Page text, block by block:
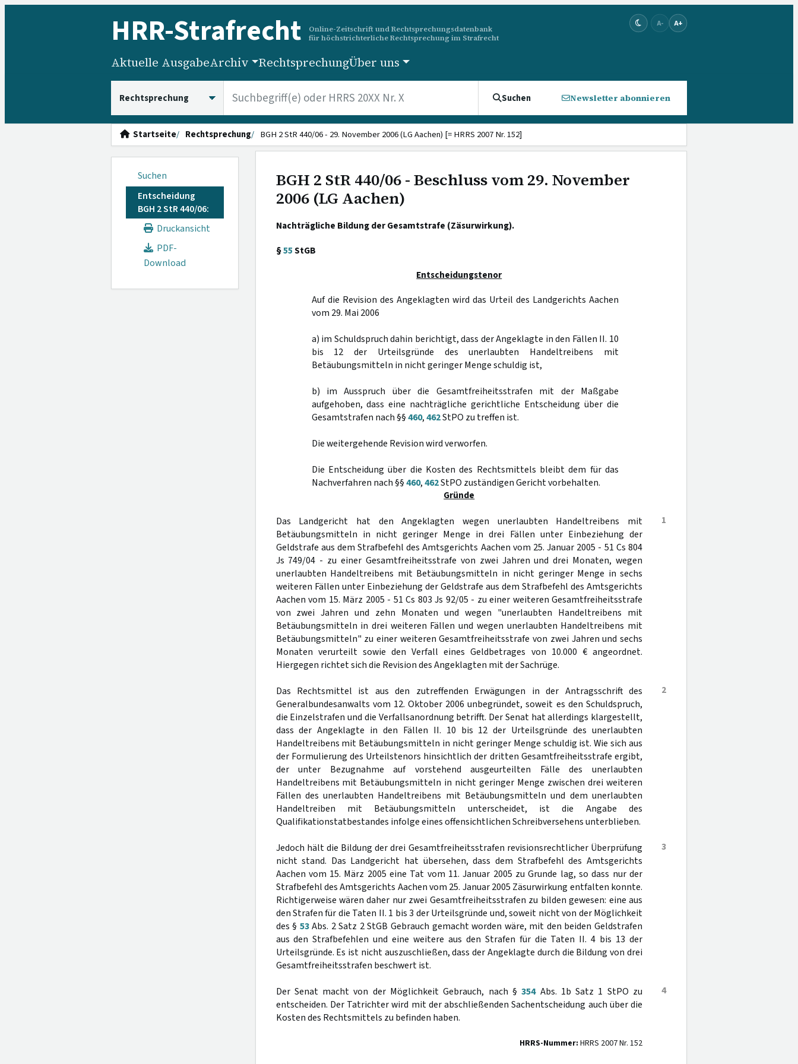
HRR-Strafrecht
Online-Zeitschrift und Rechtsprechungsdatenbank
für höchstrichterliche Rechtsprechung im Strafrecht
A- A+
Aktuelle AusgabeArchiv RechtsprechungÜber uns
Suchen Newsletter abonnieren
Startseite Rechtsprechung BGH 2 StR 440/06 - 29. November 2006 (LG Aachen) [= HRRS 2007 Nr. 152]
Suchen
Entscheidung
BGH 2 StR 440/06:
Druckansicht
PDF-
Download
BGH 2 StR 440/06 - Beschluss vom 29. November
2006 (LG Aachen)
Nachträgliche Bildung der Gesamtstrafe (Zäsurwirkung).
§55StGB
Entscheidungstenor
Auf die Revision des Angeklagten wird das Urteil des Landgerichts Aachen
vom 29. Mai 2006
a) im Schuldspruch dahin berichtigt, dass der Angeklagte in den Fällen II. 10
bis 12 der Urteilsgründe des unerlaubten Handeltreibens mit
Betäubungsmitteln in nicht geringer Menge schuldig ist,
b) im Ausspruch über die Gesamtfreiheitsstrafen mit der Maßgabe
aufgehoben, dass eine nachträgliche gerichtliche Entscheidung über die
Gesamtstrafen nach §§460,462StPO zu treffen ist.
Die weitergehende Revision wird verworfen.
Die Entscheidung über die Kosten des Rechtsmittels bleibt dem für das
Nachverfahren nach §§460,462StPO zuständigen Gericht vorbehalten.
Gründe
1
Das Landgericht hat den Angeklagten wegen unerlaubten Handeltreibens mit
Betäubungsmitteln in nicht geringer Menge in drei Fällen unter Einbeziehung der
Geldstrafe aus dem Strafbefehl des Amtsgerichts Aachen vom 25. Januar 2005 - 51 Cs 804
Js 749/04 - zu einer Gesamtfreiheitsstrafe von zwei Jahren und drei Monaten, wegen
unerlaubten Handeltreibens mit Betäubungsmitteln in nicht geringer Menge in sechs
weiteren Fällen unter Einbeziehung der Geldstrafe aus dem Strafbefehl des Amtsgerichts
Aachen vom 15. März 2005 - 51 Cs 803 Js 92/05 - zu einer weiteren Gesamtfreiheitsstrafe
von zwei Jahren und zehn Monaten und wegen "unerlaubten Handeltreibens mit
Betäubungsmitteln in drei weiteren Fällen und wegen unerlaubten Handeltreibens mit
Betäubungsmitteln" zu einer weiteren Gesamtfreiheitsstrafe von zwei Jahren und sechs
Monaten verurteilt sowie den Verfall eines Geldbetrages von 10.000 € angeordnet.
Hiergegen richtet sich die Revision des Angeklagten mit der Sachrüge.
2
Das Rechtsmittel ist aus den zutreffenden Erwägungen in der Antragsschrift des
Generalbundesanwalts vom 12. Oktober 2006 unbegründet, soweit es den Schuldspruch,
die Einzelstrafen und die Verfallsanordnung betrifft. Der Senat hat allerdings klargestellt,
dass der Angeklagte in den Fällen II. 10 bis 12 der Urteilsgründe des unerlaubten
Handeltreibens mit Betäubungsmitteln in nicht geringer Menge schuldig ist. Wie sich aus
der Formulierung des Urteilstenors hinsichtlich der dritten Gesamtfreiheitsstrafe ergibt,
der unter Bezugnahme auf vorstehend ausgeurteilten Fälle des unerlaubten
Handeltreibens mit Betäubungsmitteln in nicht geringer Menge zwischen drei weiteren
Fällen des unerlaubten Handeltreibens mit Betäubungsmitteln und dem unerlaubten
Handeltreiben mit Betäubungsmitteln unterscheidet, ist die Angabe des
Qualifikationstatbestandes infolge eines offensichtlichen Schreibversehens unterblieben.
3
Jedoch hält die Bildung der drei Gesamtfreiheitsstrafen revisionsrechtlicher Überprüfung
nicht stand. Das Landgericht hat übersehen, dass dem Strafbefehl des Amtsgerichts
Aachen vom 15. März 2005 eine Tat vom 11. Januar 2005 zu Grunde lag, so dass nur der
Strafbefehl des Amtsgerichts Aachen vom 25. Januar 2005 Zäsurwirkung entfalten konnte.
Richtigerweise wären daher nur zwei Gesamtfreiheitsstrafen zu bilden gewesen: eine aus
den Strafen für die Taten II. 1 bis 3 der Urteilsgründe und, soweit nicht von der Möglichkeit
des § 53Abs. 2 Satz 2 StGB Gebrauch gemacht worden wäre, mit den beiden Geldstrafen
aus den Strafbefehlen und eine weitere aus den Strafen für die Taten II. 4 bis 13 der
Urteilsgründe. Es ist nicht auszuschließen, dass der Angeklagte durch die Bildung von drei
Gesamtfreiheitsstrafen beschwert ist.
4
Der Senat macht von der Möglichkeit Gebrauch, nach §354Abs. 1b Satz 1 StPO zu
entscheiden. Der Tatrichter wird mit der abschließenden Sachentscheidung auch über die
Kosten des Rechtsmittels zu befinden haben.
HRRS-Nummer: HRRS 2007 Nr. 152